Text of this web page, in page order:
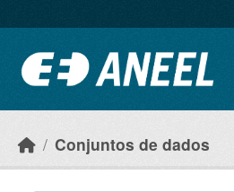
Conjuntos de dados